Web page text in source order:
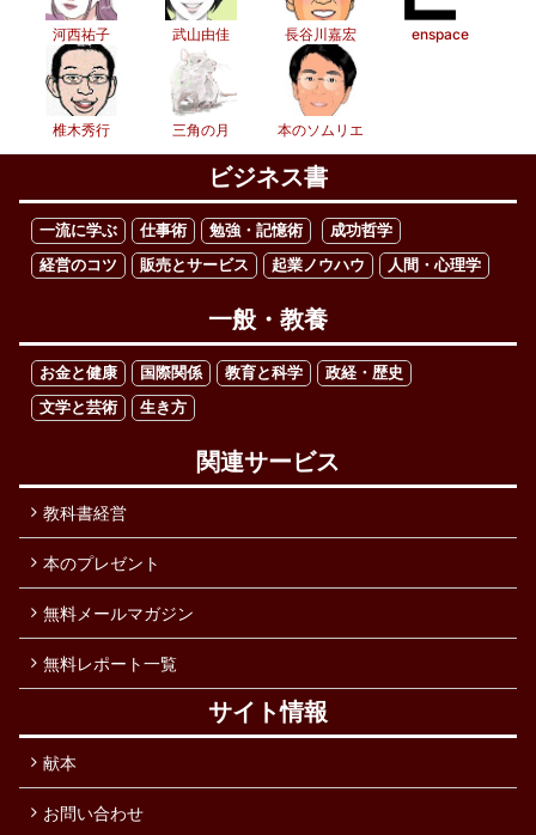
河西祐子 武山由佳 長谷川嘉宏 enspace
椎木秀行 三角の月 本のソムリエ
ビジネス書
一流に学ぶ 仕事術 勉強・記憶術
成功哲学
経営のコツ
販売とサービス 起業ノウハウ 人間・心理学
一般・教養
お金と健康 国際関係 教育と科学
政経・歴史
文学と芸術
生き方
関連サービス
教科書経営
本のプレゼント
無料メールマガジン
無料レポート一覧
サイト情報
献本
お問い合わせ